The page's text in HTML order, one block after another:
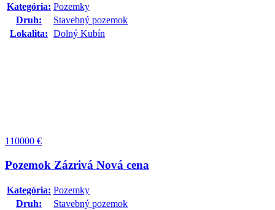
Kategória: Pozemky
Druh:
Stavebný pozemok
Lokalita: Dolný Kubín
110000 €
Pozemok Zázrivá Nová cena
Kategória: Pozemky
Druh:
Stavebný pozemok